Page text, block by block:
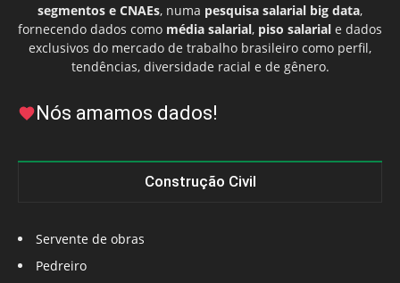
segmentos e CNAEs, numa pesquisa salarial big data,
fornecendo dados como média salarial, piso salarial e dados
exclusivos do mercado de trabalho brasileiro como perfil,
tendências, diversidade racial e de gênero.
Nós amamos dados!
Construção Civil
Servente de obras
Pedreiro